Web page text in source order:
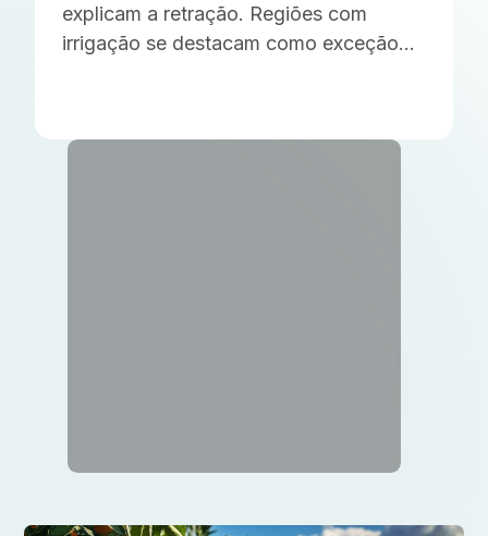
explicam a retração. Regiões com
irrigação se destacam como exceção